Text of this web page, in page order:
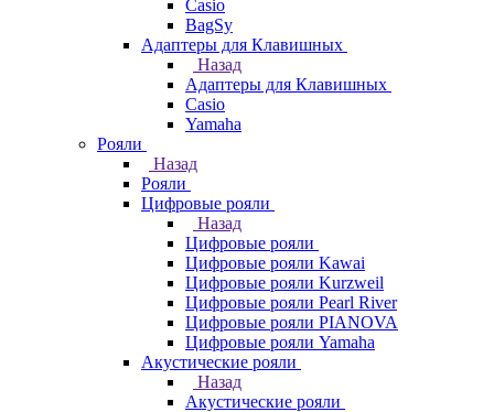
Casio
BagSy
Адаптеры для Клавишных
Назад
Адаптеры для Клавишных
Casio
Yamaha
Рояли
Назад
Рояли
Цифровые рояли
Назад
Цифровые рояли
Цифровые рояли Kawai
Цифровые рояли Kurzweil
Цифровые рояли Pearl River
Цифровые рояли PIANOVA
Цифровые рояли Yamaha
Акустические рояли
Назад
Акустические рояли